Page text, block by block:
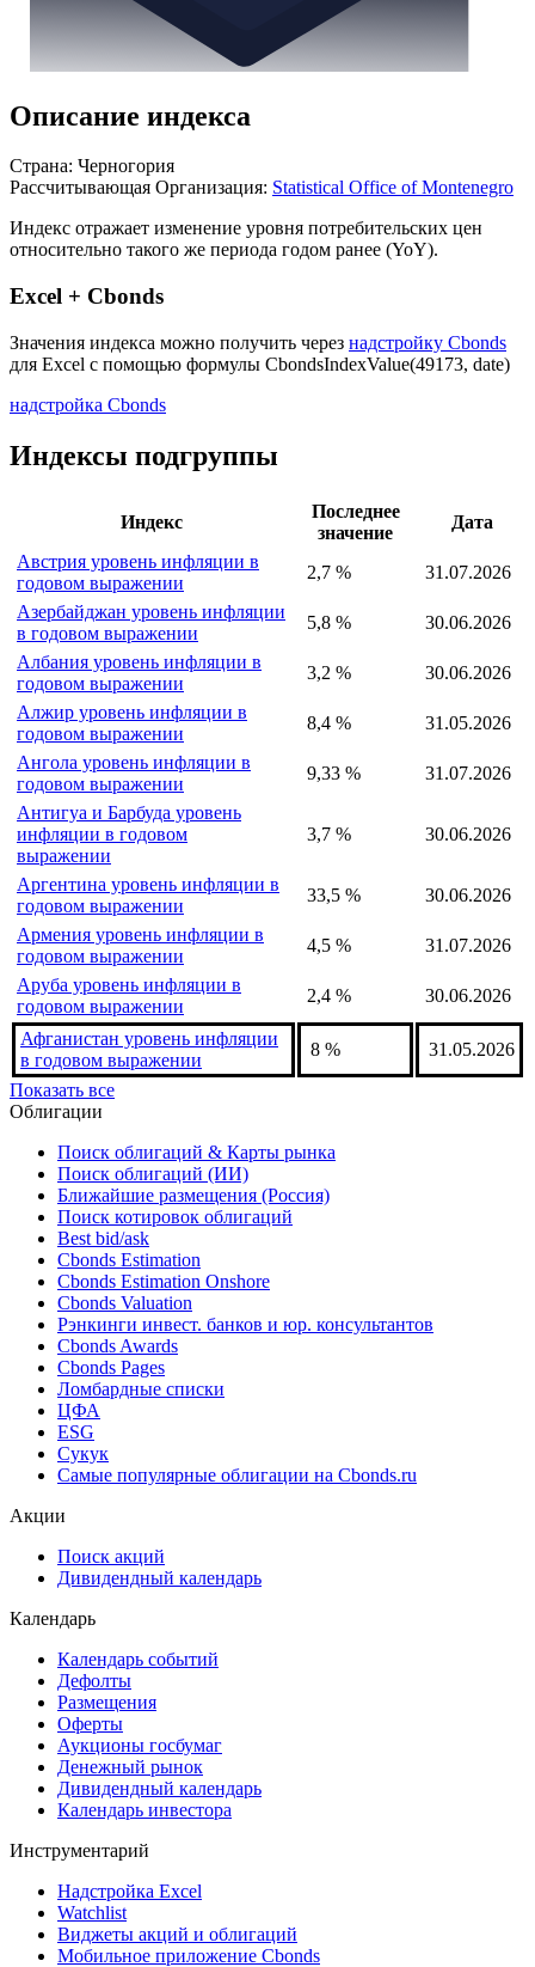
Описание индекса
Страна: Черногория
Рассчитывающая Организация: Statistical Office of Montenegro
Индекс отражает изменение уровня потребительских цен
относительно такого же периода годом ранее (YoY).
Excel + Cbonds
Значения индекса можно получить через надстройку Cbonds
для Excel с помощью формулы CbondsIndexValue(49173, date)
надстройка Cbonds
Индексы подгруппы
Индекс
Последнее
значение
Дата
Австрия уровень инфляции в
годовом выражении
2,7 %
31.07.2026
Азербайджан уровень инфляции
в годовом выражении
5,8 %
30.06.2026
Албания уровень инфляции в
годовом выражении
3,2 %
30.06.2026
Алжир уровень инфляции в
годовом выражении
8,4 %
31.05.2026
Ангола уровень инфляции в
годовом выражении
9,33 %
31.07.2026
Антигуа и Барбуда уровень
инфляции в годовом
выражении
3,7 % 30.06.2026
Аргентина уровень инфляции в
годовом выражении
33,5 %
30.06.2026
Армения уровень инфляции в
годовом выражении
4,5 %
31.07.2026
Аруба уровень инфляции в
годовом выражении
2,4 % 30.06.2026
Афганистан уровень инфляции
в годовом выражении
8 %
31.05.2026
Показать все
Облигации
Поиск облигаций & Карты рынка
Поиск облигаций (ИИ)
Ближайшие размещения (Россия)
Поиск котировок облигаций
Best bid/ask
Cbonds Estimation
Cbonds Estimation Onshore
Cbonds Valuation
Рэнкинги инвест. банков и юр. консультантов
Cbonds Awards
Cbonds Pages
Ломбардные списки
ЦФА
ESG
Сукук
Самые популярные облигации на Cbonds.ru
Акции
Поиск акций
Дивидендный календарь
Календарь
Календарь событий
Дефолты
Размещения
Оферты
Аукционы госбумаг
Денежный рынок
Дивидендный календарь
Календарь инвестора
Инструментарий
Надстройка Excel
Watchlist
Виджеты акций и облигаций
Мобильное приложение Cbonds